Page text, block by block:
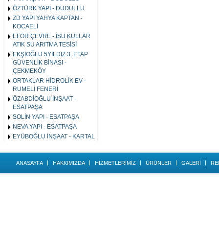
ÖZTÜRK YAPI - DUDULLU
ZD YAPI YAHYA KAPTAN -
KOCAELİ
EFOR ÇEVRE - İSU KULLAR
ATIK SU ARITMA TESİSİ
EKŞİOĞLU 5YILDIZ 3. ETAP
GÜVENLİK BİNASI -
ÇEKMEKÖY
ORTAKLAR HİDROLİK EV -
RUMELİ FENERİ
ÖZABDİOĞLU İNŞAAT -
ESATPAŞA
SOLİN YAPI - ESATPAŞA
NEVA YAPI - ESATPAŞA
EYÜBOĞLU İNŞAAT - KARTAL
ANASAYFA HAKKIMIZDA HİZMETLERİMİZ ÜRÜNLER GALERİ